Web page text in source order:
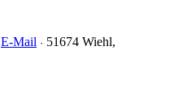
E-Mail · 51674 Wiehl,